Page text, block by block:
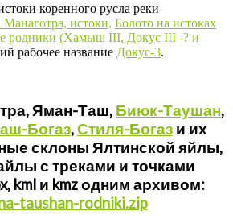
коренного русла реки
истоки, Болото на истоках
родники (Хамыш III, Докус III -? и
рабочее название Докус-3.
Яман-Таш, Биюк-Таушан,
Богаз,Стиля-Богази их
склоны Ялтинской яйлы,
с треками и точками
kml и kmz одним архивом:
taushan-rodniki.zip